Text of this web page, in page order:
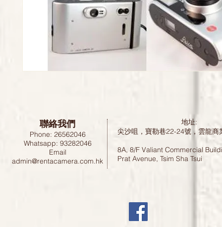
聯絡我們
Phone: 26562046
Whatsapp: 93282046
Email
admin@rentacamera.com.hk
地址:
尖沙咀，寶勒巷22-24號，雲龍
8A, 8/F Valiant Commercial
Prat Avenue, Tsim Sha Tsui